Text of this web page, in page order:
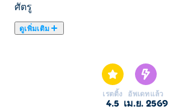
ศัตรู
ดูเพิ่มเติม
แชมเปี้ยนผู้ทรงพลัง เลือกตำแหน่งที่ช
และตัดสินใจว่าจะสร้างทหารเพิ่มหรือ
เมื่อใด รับเหรียญจากการต่อสู้แต่ละครั้
เรตติ้ง
4.5
อัพเดทแล้ว
เม.ย. 2569